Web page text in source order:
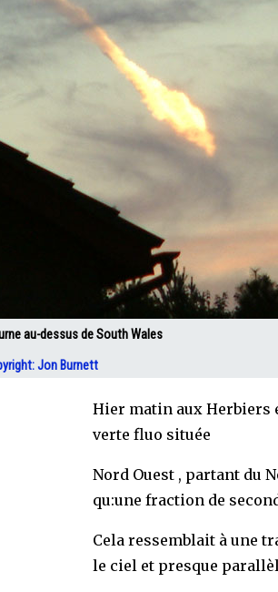
au-dessus de South Wales
Jon Burnett
Hier matin aux Herbiers
verte fluo située
Nord Ouest , partant du
qu:une fraction de
Cela ressemblait à une
le ciel et presque